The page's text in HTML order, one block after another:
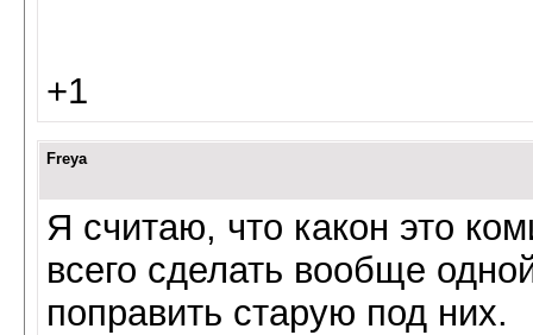
+1
Freya
Я считаю, что какон это
всего сделать вообще
поправить старую под них.